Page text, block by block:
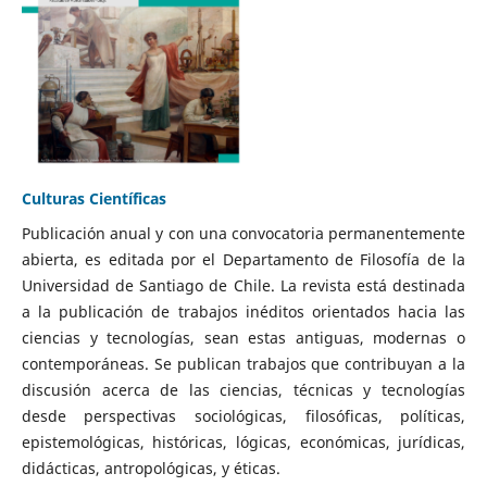
Culturas Científicas
Publicación anual y con una convocatoria permanentemente
abierta, es editada por el Departamento de Filosofía de la
Universidad de Santiago de Chile. La revista está destinada
a la publicación de trabajos inéditos orientados hacia las
ciencias y tecnologías, sean estas antiguas, modernas o
contemporáneas. Se publican trabajos que contribuyan a la
discusión acerca de las ciencias, técnicas y tecnologías
desde perspectivas sociológicas, filosóficas, políticas,
epistemológicas, históricas, lógicas, económicas, jurídicas,
didácticas, antropológicas, y éticas.